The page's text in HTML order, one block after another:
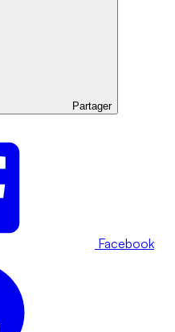
Partager
Facebook